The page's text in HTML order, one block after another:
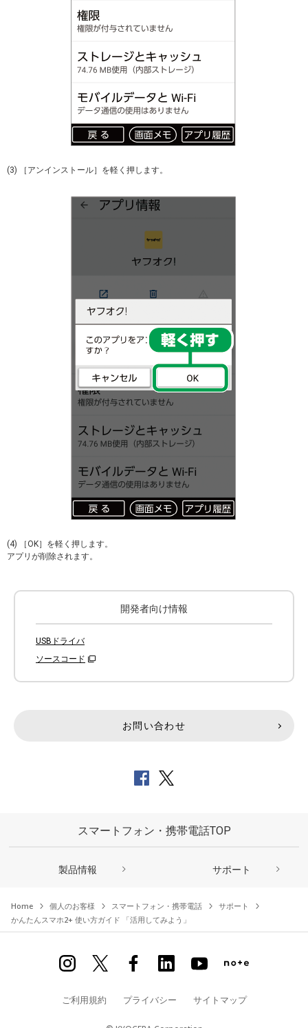
(3) ［アンインストール］を軽く押します。
(4) ［OK］を軽く押します。
アプリが削除されます。
開発者向け情報
USBドライバ
ソースコード
お問い合わせ
スマートフォン・携帯電話TOP
製品情報 サポート
Home 個人のお客様 スマートフォン・携帯電話
サポート
かんたんスマホ2+ 使い方ガイド 「活用してみよう」
ご利用規約 プライバシー サイトマップ